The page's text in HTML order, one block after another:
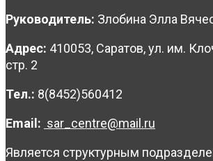
Руководитель: Злобина Элла
Адрес: 410053, Саратов, ул. им.
стр. 2
Тел.: 8(8452)560412
Email: sar_centre@mail.ru
Является структурным